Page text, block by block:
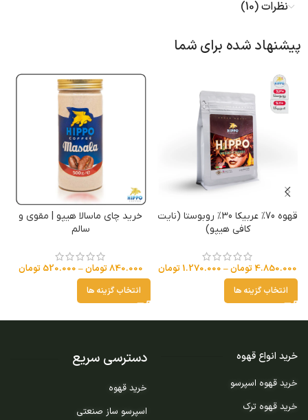
نظرات (10)
پیشنهاد شده برای شما
قهوه 70% عربیکا 30% روبوستا (نایت
کافی هیپو)
4.850.000 تومان–
1.270.000 تومان
انتخاب گزینه ها
خرید چای ماسالا هیپو | مقوی و
سالم
840.000تومان–
520.000 تومان
انتخاب گزینه ها
خرید انواع قهوه
خرید قهوه اسپرسو
خرید قهوه ترک
دسترسی سریع
خرید قهوه
اسپرسو ساز صنعتی